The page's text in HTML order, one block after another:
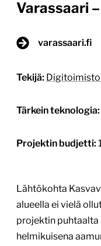
Varassaari
varassaari.fi
Tekijä: Digitoimisto
Tärkein teknologia:
Projektin budjetti:
Lähtökohta
alueella ei vielä
projektin
helmikuisena